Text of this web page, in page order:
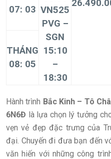
VN525
PVG –
SGN
15:10
–
18:30
07: 03
THÁNG
08: 05
Hành trình Bắc Kinh – Tô
6N6Đ là lựa chọn lý tưởng
vẹn vẻ đẹp đặc trưng của
đại. Chuyến đi đưa bạn đến
văn hiến với những công